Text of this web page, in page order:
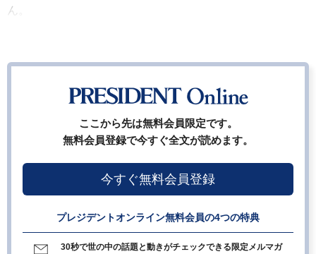
ん。
ここから先は無料会員限定です。
無料会員登録で今すぐ全文が読めます。
今すぐ無料会員登録
プレジデントオンライン無料会員の4つの特典
30秒で世の中の話題と動きがチェックできる限定メルマガ